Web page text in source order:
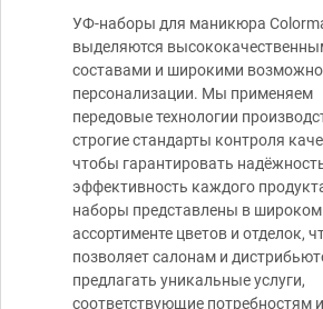
УФ-наборы для маникюра
выделяются
составами и широкими
персонализации. Мы применяем
передовые технологии
строгие стандарты контроля
чтобы гарантировать
эффективность каждого
наборы представлены в широком
ассортименте цветов и отделок,
позволяет салонам и
предлагать уникальные услуги,
соответствующие потребностям